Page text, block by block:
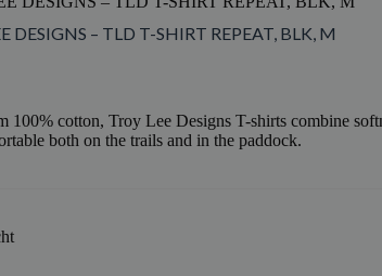
DESIGNS – TLD T-SHIRT REPEAT, BLK, M
100% cotton, Troy Lee Designs T-shirts combine
both on the trails and in the paddock.